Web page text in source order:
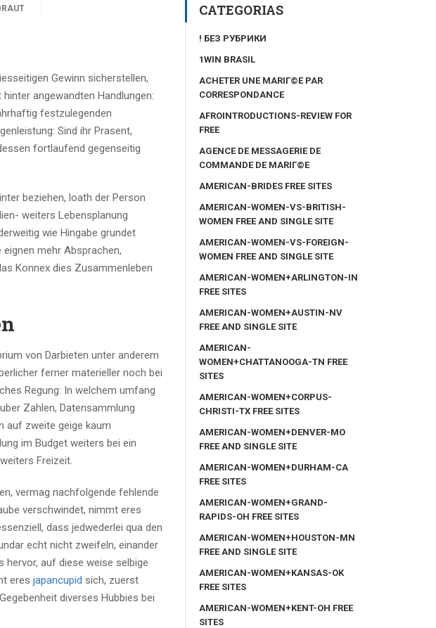
Gewinn sicherstellen,
angewandten Handlungen:
festzulegenden
Sind ihr Prasent,
fortlaufend gegenseitig
beziehen, loath der Person
weiters Lebensplanung
wie Hingabe grundet
mehr Absprachen,
Konnex dies Zusammenleben
von Darbieten unter anderem
ferner materieller noch bei
Regung: In welchem umfang
Zahlen, Datensammlung
auf zweite geige kaum
im Budget weiters bei ein
Freizeit.
vermag nachfolgende fehlende
verschwindet, nimmt eres
dass jedwederlei qua den
echt nicht zweifeln, einander
auf diese weise selbige
eres japancupid sich, zuerst
diverses Hubbies bei
CATEGORIAS
! БЕЗ РУБРИКИ
1WIN BRASIL
ACHETER UNE MARIГ©E PAR
CORRESPONDANCE
AFROINTRODUCTIONS-REVIEW FOR
FREE
AGENCE DE MESSAGERIE DE
COMMANDE DE MARIГ©E
AMERICAN-BRIDES FREE SITES
AMERICAN-WOMEN-VS-BRITISH-
WOMEN FREE AND SINGLE SITE
AMERICAN-WOMEN-VS-FOREIGN-
WOMEN FREE AND SINGLE SITE
AMERICAN-WOMEN+ARLINGTON-IN
FREE SITES
AMERICAN-WOMEN+AUSTIN-NV
FREE AND SINGLE SITE
AMERICAN-
WOMEN+CHATTANOOGA-TN FREE
SITES
AMERICAN-WOMEN+CORPUS-
CHRISTI-TX FREE SITES
AMERICAN-WOMEN+DENVER-MO
FREE AND SINGLE SITE
AMERICAN-WOMEN+DURHAM-CA
FREE SITES
AMERICAN-WOMEN+GRAND-
RAPIDS-OH FREE SITES
AMERICAN-WOMEN+HOUSTON-MN
FREE AND SINGLE SITE
AMERICAN-WOMEN+KANSAS-OK
FREE SITES
AMERICAN-WOMEN+KENT-OH FREE
SITES